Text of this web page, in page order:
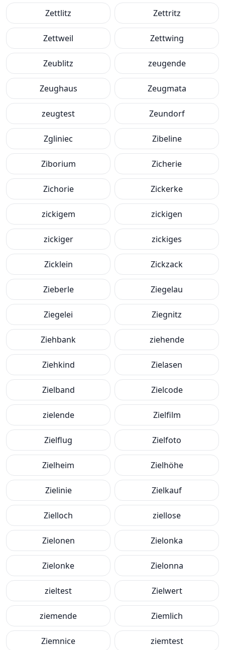
Zettlitz Zettritz
Zettweil Zettwing
Zeublitz zeugende
Zeughaus Zeugmata
zeugtest Zeundorf
Zgliniec Zibeline
Ziborium Zicherie
Zichorie Zickerke
zickigem zickigen
zickiger zickiges
Zicklein Zickzack
Zieberle Ziegelau
Ziegelei Ziegnitz
Ziehbank ziehende
Ziehkind Zielasen
Zielband Zielcode
zielende Zielfilm
Zielflug Zielfoto
Zielheim Zielhöhe
Zielinie Zielkauf
Zielloch ziellose
Zielonen Zielonka
Zielonke Zielonna
zieltest Zielwert
ziemende Ziemlich
Ziemnice ziemtest